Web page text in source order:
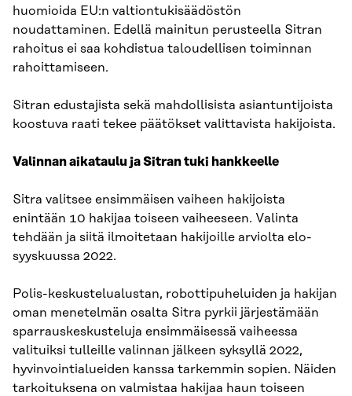
huomioida EU:n valtiontukisäädöstön
noudattaminen. Edellä mainitun perusteella Sitran
rahoitus ei saa kohdistua taloudellisen toiminnan
rahoittamiseen.
Sitran edustajista sekä mahdollisista asiantuntijoista
koostuva raati tekee päätökset valittavista hakijoista.
Valinnan aikataulu ja Sitran tuki hankkeelle
Sitra valitsee ensimmäisen vaiheen hakijoista
enintään 10 hakijaa toiseen vaiheeseen. Valinta
tehdään ja siitä ilmoitetaan hakijoille arviolta elo-
syyskuussa 2022.
Polis-keskustelualustan, robottipuheluiden ja hakijan
oman menetelmän osalta Sitra pyrkii järjestämään
sparrauskeskusteluja ensimmäisessä vaiheessa
valituiksi tulleille valinnan jälkeen syksyllä 2022,
hyvinvointialueiden kanssa tarkemmin sopien. Näiden
tarkoituksena on valmistaa hakijaa haun toiseen